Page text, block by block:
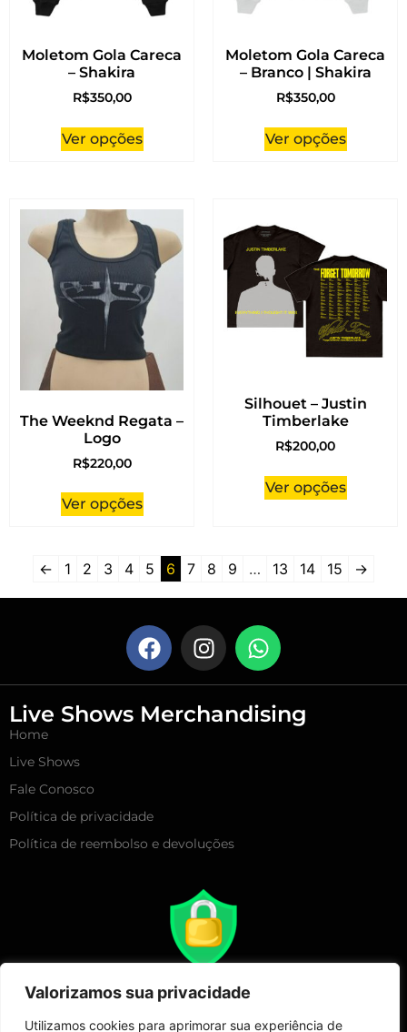
Valorizamos sua privacidade
Utilizamos cookies para aprimorar sua experiência de
Moletom Gola Careca
– Shakira
R$350,00
Ver opções
Moletom Gola Careca
– Branco | Shakira
R$350,00
Ver opções
The Weeknd Regata –
Logo
R$220,00
Ver opções
Silhouet – Justin
Timberlake
R$200,00
Ver opções
← 1 2 3 4 5 6 7 8 9 … 13 14 15 →
Live Shows Merchandising
Home
Live Shows
Fale Conosco
Política de privacidade
Política de reembolso e devoluções